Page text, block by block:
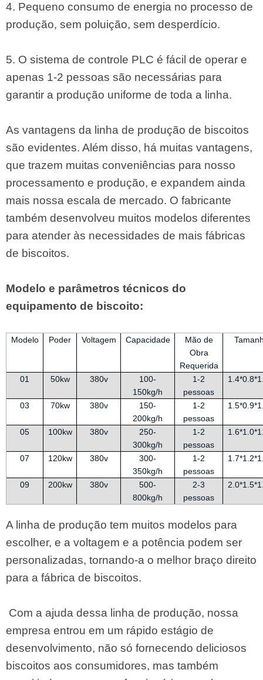
4. Pequeno consumo de energia no processo de
produção, sem poluição, sem desperdício.
5. O sistema de controle PLC é fácil de operar e
apenas 1-2 pessoas são necessárias para
garantir a produção uniforme de toda a linha.
As vantagens da linha de produção de biscoitos
são evidentes. Além disso, há muitas vantagens,
que trazem muitas conveniências para nosso
processamento e produção, e expandem ainda
mais nossa escala de mercado. O fabricante
também desenvolveu muitos modelos diferentes
para atender às necessidades de mais fábricas
de biscoitos.
Modelo e parâmetros técnicos do
equipamento de biscoito:
Modelo Poder Voltagem Capacidade
Mão de
Obra
Requerida
01 50kw 380v
100-
150kg/h
1-2
pessoas
03 70kw 380v
150-
200kg/h
1-2
pessoas
05 100kw 380v
250-
300kg/h
1-2
pessoas
07 120kw 380v
300-
350kg/h
1-2
pessoas
09 200kw 380v
500-
800kg/h
2-3
pessoas
A linha de produção tem muitos modelos para
escolher, e a voltagem e a potência podem ser
personalizadas, tornando-a o melhor braço direito
para a fábrica de biscoitos.
Com a ajuda dessa linha de produção, nossa
empresa entrou em um rápido estágio de
desenvolvimento, não só fornecendo deliciosos
biscoitos aos consumidores, mas também